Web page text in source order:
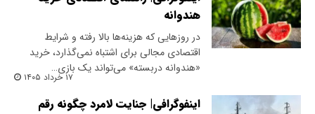
هندوانه
در روزهایی که هزینه‌ها بالا رفته و شرایط
اقتصادی مجالی برای اشتباه نمی‌گذارد، خرید
«هندوانه دربسته» می‌تواند یک بازی…
۱۷ خرداد ۱۴۰۵
اینفوگرافی| جنایت لامرد چگونه رقم